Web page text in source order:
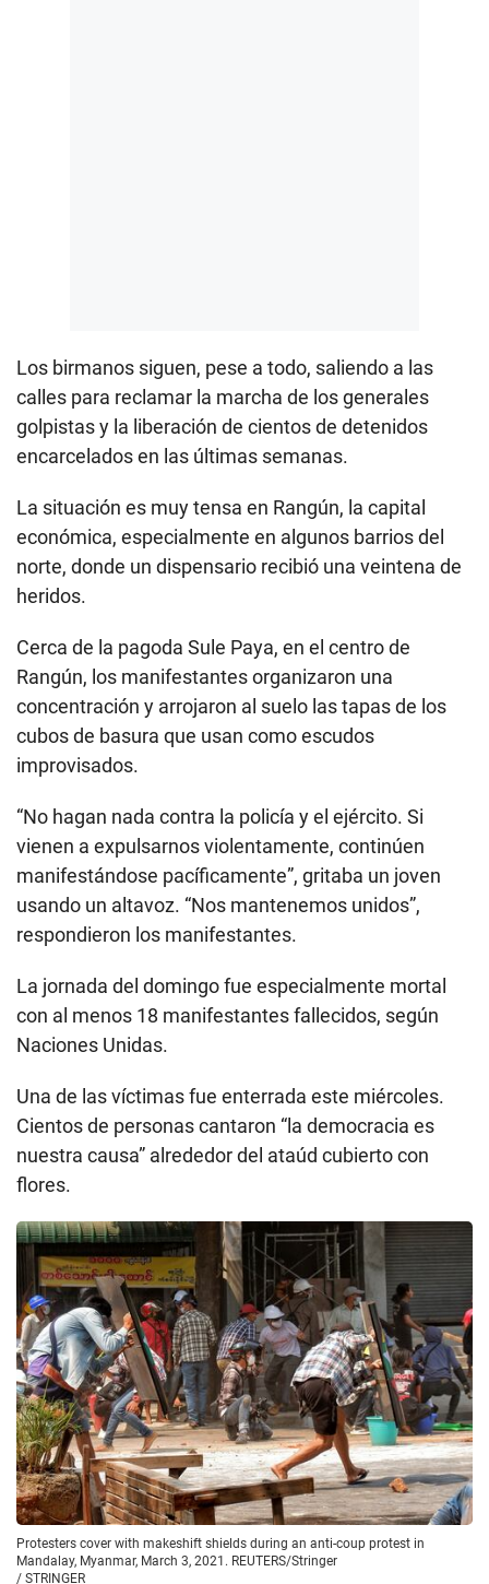
Los birmanos siguen, pese a todo, saliendo a las
calles para reclamar la marcha de los generales
golpistas y la liberación de cientos de detenidos
encarcelados en las últimas semanas.
La situación es muy tensa en Rangún, la capital
económica, especialmente en algunos barrios del
norte, donde un dispensario recibió una veintena de
heridos.
Cerca de la pagoda Sule Paya, en el centro de
Rangún, los manifestantes organizaron una
concentración y arrojaron al suelo las tapas de los
cubos de basura que usan como escudos
improvisados.
“No hagan nada contra la policía y el ejército. Si
vienen a expulsarnos violentamente, continúen
manifestándose pacíficamente”, gritaba un joven
usando un altavoz. “Nos mantenemos unidos”,
respondieron los manifestantes.
La jornada del domingo fue especialmente mortal
con al menos 18 manifestantes fallecidos, según
Naciones Unidas.
Una de las víctimas fue enterrada este miércoles.
Cientos de personas cantaron “la democracia es
nuestra causa” alrededor del ataúd cubierto con
flores.
Protesters cover with makeshift shields during an anti-coup protest in
Mandalay, Myanmar, March 3, 2021. REUTERS/Stringer
/ STRINGER